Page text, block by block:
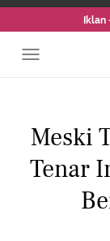
Meski
Tenar